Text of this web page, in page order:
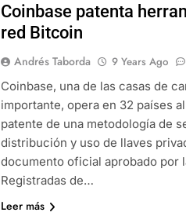
Coinbase patenta
red Bitcoin
Andrés Taborda 9 Years Ago
Coinbase, una de las casas de
importante, opera en 32 países
patente de una metodología de
distribución y uso de llaves
documento oficial aprobado por
Registradas de…
Leer más